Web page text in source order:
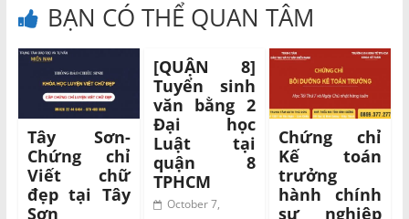
BẠN CÓ THỂ QUAN TÂM
Tây Sơn-
Chứng chỉ
Viết chữ
đẹp tại Tây
Sơn
[QUẬN 8]
Tuyển sinh
văn bằng 2
Đại học
Luật tại
quận 8
TPHCM
October 7,
Chứng chỉ
Kế toán
trưởng
hành chính
sự nghiệp